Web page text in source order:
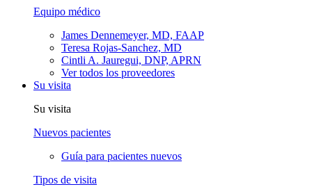
Equipo médico
James Dennemeyer, MD, FAAP
Teresa Rojas-Sanchez, MD
Cintli A. Jauregui, DNP, APRN
Ver todos los proveedores
Su visita
Su visita
Nuevos pacientes
Guía para pacientes nuevos
Tipos de visita